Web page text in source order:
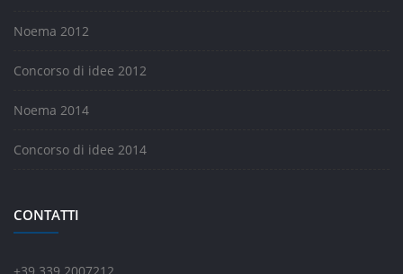
Noema 2012
Concorso di idee 2012
Noema 2014
Concorso di idee 2014
CONTATTI